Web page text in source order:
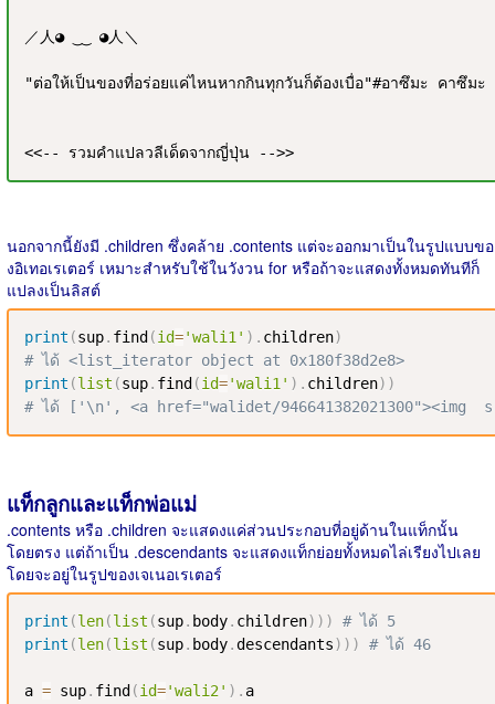
／人◕ ‿‿ ◕人＼
"ต่อให้เป็นของที่อร่อยแค่ไหนหากกินทุกวันก็ต้องเบื่อ"#อาซึมะ คาซึมะ
<<-- รวมคำแปลวลีเด็ดจากญี่ปุ่น -->>
นอกจากนี้ยังมี .children ซึ่งคล้าย .contents แต่จะออกมาเป็นในรูปแบบขอ
งอิเทอเรเตอร์ เหมาะสำหรับใช้ในวังวน for หรือถ้าจะแสดงทั้งหมดทันทีก็
แปลงเป็นลิสต์
print (sup. find (id='wali1' ) . children)
# ได้ <list_iterator object at 0x180f38d2e8>
print (list (sup. find (id='wali1' ) . children) )
# ได้ ['\n', <a href="walidet/946641382021300"><img
แท็กลูกและแท็กพ่อแม่
.contents หรือ .children จะแสดงแค่ส่วนประกอบที่อยู่ด้านในแท็กนั้น
โดยตรง แต่ถ้าเป็น .descendants จะแสดงแท็กย่อยทั้งหมดไล่เรียงไปเลย
โดยจะอยู่ในรูปของเจเนอเรเตอร์
print (len(list (sup. body. children) ) )
# ได้ 5
print (len(list (sup. body.descendants) ) ) # ได้ 46
a = sup. find (id='wali2' ) .